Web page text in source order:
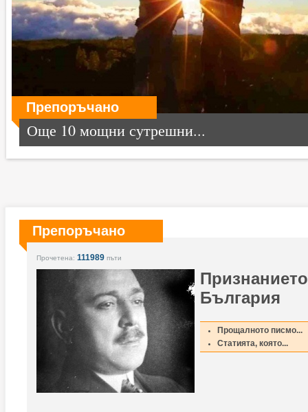
Препоръчано
Още 10 мощни сутрешни...
Препоръчано
Прочетена: 111989 пъти
България
Прощалното писмо...
Статията, която...